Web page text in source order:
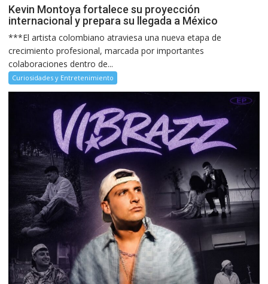
Kevin Montoya fortalece su proyección
internacional y prepara su llegada a México
***El artista colombiano atraviesa una nueva etapa de
crecimiento profesional, marcada por importantes
colaboraciones dentro de...
Curiosidades y Entretenimiento